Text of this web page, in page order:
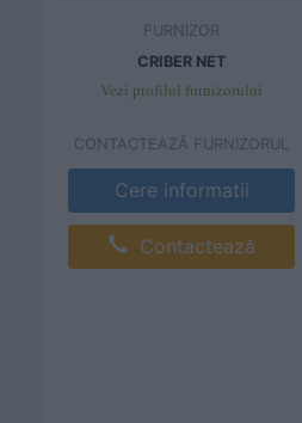
FURNIZOR
CRIBER NET
Vezi profilul furnizorului
CONTACTEAZĂ FURNIZORUL
Cere informatii
Contactează